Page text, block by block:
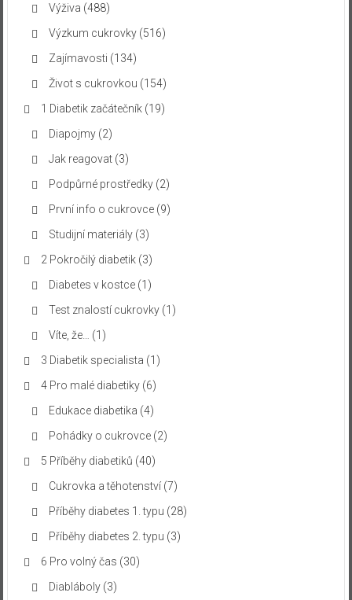
Výživa (488)
Výzkum cukrovky(516)
Zajímavosti (134)
Život s cukrovkou (154)
1 Diabetik začátečník(19)
Diapojmy(2)
Jak reagovat(3)
Podpůrné prostředky(2)
První info o cukrovce(9)
Studijní materiály(3)
2 Pokročilý diabetik(3)
Diabetes v kostce(1)
Test znalostí cukrovky(1)
Víte, že…
(1)
3 Diabetik specialista (1)
4 Pro malé diabetiky(6)
Edukace diabetika (4)
Pohádky o cukrovce(2)
5 Příběhy diabetiků (40)
Cukrovka a těhotenství(7)
Příběhy diabetes 1. typu (28)
Příběhy diabetes 2. typu (3)
6 Pro volný čas (30)
Diabláboly(3)